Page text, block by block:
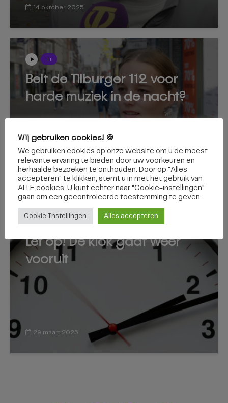
14 oktober 2025
T!
Belt de Tilburger 112 voor
harde muziek in de nacht?
6 augustus 2025
Let op! De klok gaat weer
vooruit
29 maart 2025
Wij gebruiken cookies! 🍪
We gebruiken cookies op onze website om u de meest
relevante ervaring te bieden door uw voorkeuren en
herhaalde bezoeken te onthouden. Door op "Alles
accepteren" te klikken, stemt u in met het gebruik van
ALLE cookies. U kunt echter naar "Cookie-instellingen"
gaan om een ​​gecontroleerde toestemming te geven.
Cookie Instellingen Alles accepteren